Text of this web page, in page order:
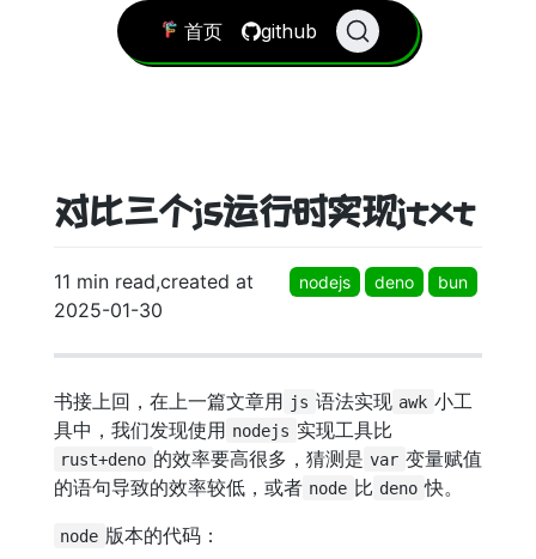
首页 github
对比三个js运行时实现jtxt
11 min read,created at
2025-01-30
nodejs deno bun
书接上回，在上一篇文章用 js 语法实现 awk 小工
具中，我们发现使用 nodejs 实现工具比
rust+deno 的效率要高很多，猜测是 var 变量赋值
的语句导致的效率较低，或者 node 比 deno 快。
node 版本的代码：